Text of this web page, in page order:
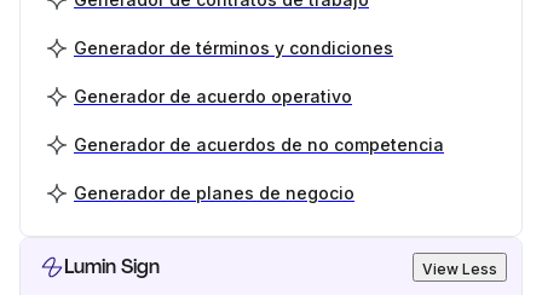
Generador de términos y condiciones
Generador de acuerdo operativo
Generador de acuerdos de no competencia
Generador de planes de negocio
Lumin Sign View Less